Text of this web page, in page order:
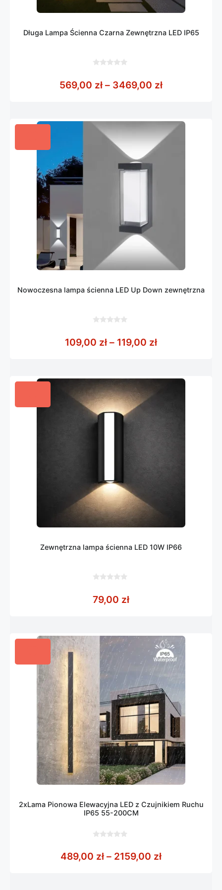
Długa Lampa Ścienna Czarna Zewnętrzna LED IP65
5
569,00 zł – 3469,00 złZakres cen:
Nowoczesna lampa ścienna LED Up Down zewnętrzna
5
109,00 zł – 119,00 złZakres cen:
Zewnętrzna lampa ścienna LED 10W IP66
5
79,00 zł
2xLama Pionowa Elewacyjna LED z Czujnikiem Ruchu
IP65 55-200CM
5
489,00 zł – 2159,00 złZakres cen: